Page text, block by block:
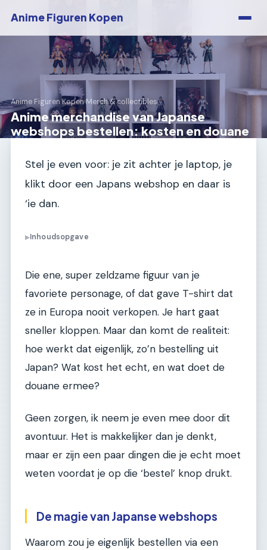
Anime Figuren Kopen
Anime Figuren Kopen›Merch & collectibles
Anime merchandise van Japanse
webshops bestellen: kosten en douane
Stel je even voor: je zit achter je laptop, je
klikt door een Japans webshop en daar is
‘ie dan.
▶Inhoudsopgave
Die ene, super zeldzame figuur van je
favoriete personage, of dat gave T-shirt dat
ze in Europa nooit verkopen. Je hart gaat
sneller kloppen. Maar dan komt de realiteit:
hoe werkt dat eigenlijk, zo’n bestelling uit
Japan? Wat kost het echt, en wat doet de
douane ermee?
Geen zorgen, ik neem je even mee door dit
avontuur. Het is makkelijker dan je denkt,
maar er zijn een paar dingen die je echt moet
weten voordat je op die ‘bestel’ knop drukt.
De magie van Japanse webshops
Waarom zou je eigenlijk bestellen via een